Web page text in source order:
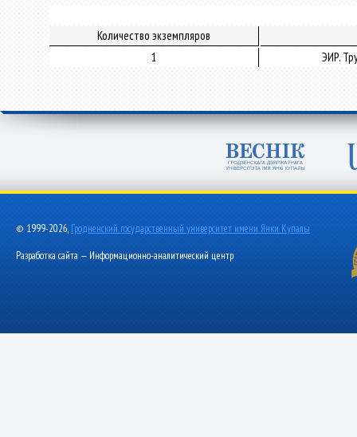
Количество экземпляров
1
ЭИР.
© 1999-2026, Гродненский государственный университет имени Янки Купалы
Разработка сайта — Информационно-аналитический центр